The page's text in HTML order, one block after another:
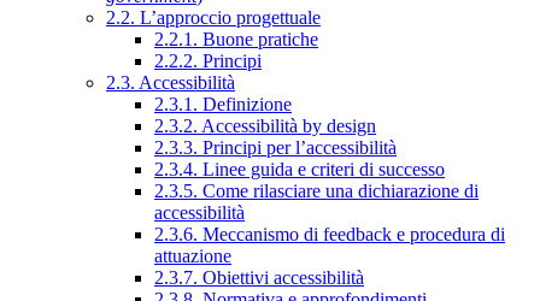
2.2. L’approccio progettuale
2.2.1. Buone pratiche
2.2.2. Principi
2.3. Accessibilità
2.3.1. Definizione
2.3.2. Accessibilità by design
2.3.3. Principi per l’accessibilità
2.3.4. Linee guida e criteri di successo
2.3.5. Come rilasciare una dichiarazione di
accessibilità
2.3.6. Meccanismo di feedback e procedura di
attuazione
2.3.7. Obiettivi accessibilità